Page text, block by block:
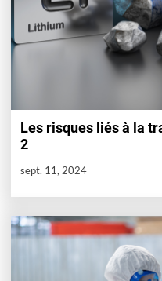
Les risques liés à la
2
sept. 11, 2024